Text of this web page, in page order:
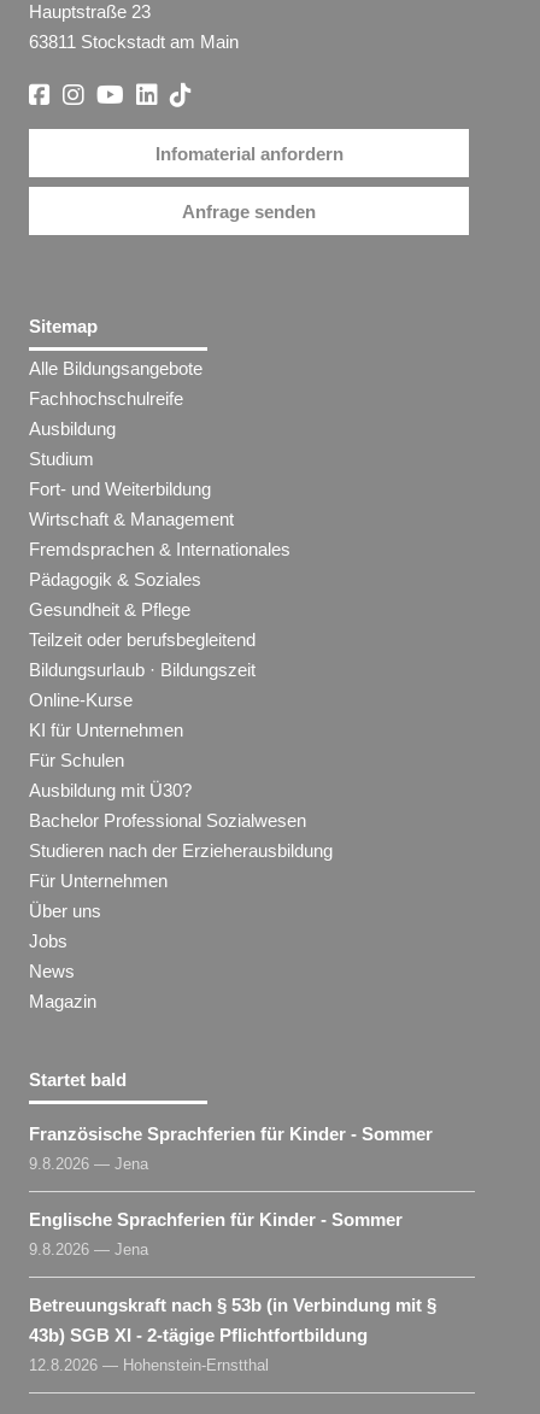
Hauptstraße 23
63811 Stockstadt am Main
Infomaterial anfordern
Anfrage senden
Sitemap
Alle Bildungsangebote
Fachhochschulreife
Ausbildung
Studium
Fort- und Weiterbildung
Wirtschaft & Management
Fremdsprachen & Internationales
Pädagogik & Soziales
Gesundheit & Pflege
Teilzeit oder berufsbegleitend
Bildungsurlaub · Bildungszeit
Online-Kurse
KI für Unternehmen
Für Schulen
Ausbildung mit Ü30?
Bachelor Professional Sozialwesen
Studieren nach der Erzieherausbildung
Für Unternehmen
Über uns
Jobs
News
Magazin
Startet bald
Französische Sprachferien für Kinder - Sommer
9.8.2026 — Jena
Englische Sprachferien für Kinder - Sommer
9.8.2026 — Jena
Betreuungskraft nach § 53b (in Verbindung mit §
43b) SGB XI - 2-tägige Pflichtfortbildung
12.8.2026 — Hohenstein-Ernstthal